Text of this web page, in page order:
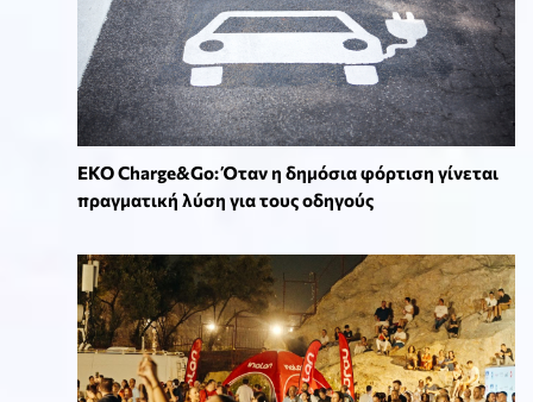
EKO Charge&Go: Όταν η δημόσια φόρτιση γίνεται
πραγματική λύση για τους οδηγούς